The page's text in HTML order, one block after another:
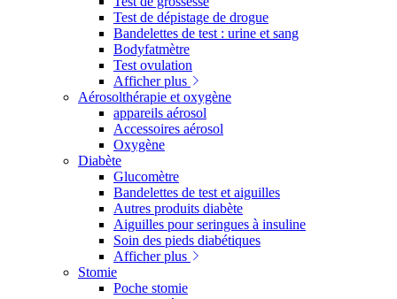
Test de dépistage de drogue
Bandelettes de test : urine et sang
Bodyfatmètre
Test ovulation
Afficher plus
Aérosolthérapie et oxygène
appareils aérosol
Accessoires aérosol
Oxygène
Diabète
Glucomètre
Bandelettes de test et aiguilles
Autres produits diabète
Aiguilles pour seringues à insuline
Soin des pieds diabétiques
Afficher plus
Stomie
Poche stomie